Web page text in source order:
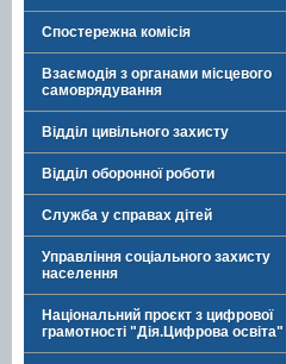
Спостережна комісія
Взаємодія з органами місцевого
самоврядування
Відділ цивільного захисту
Відділ оборонної роботи
Служба у справах дітей
Управління соціального захисту
населення
Національний проєкт з цифрової
грамотності "Дія.Цифрова освіта"